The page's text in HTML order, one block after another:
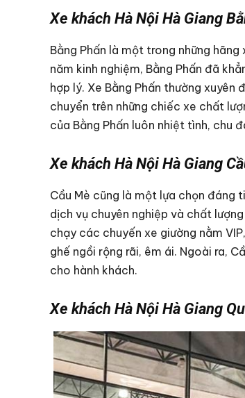
Xe khách Hà Nội Hà Giang
Bằng Phấn là một trong những
năm kinh nghiệm, Bằng Phấn đã
hợp lý. Xe Bằng Phấn thường
chuyển trên những chiếc xe chất
của Bằng Phấn luôn nhiệt tình, chu
Xe khách Hà Nội Hà Giang
Cầu Mè cũng là một lựa chọn đáng
dịch vụ chuyên nghiệp và chất
chạy các chuyến xe giường nằm
ghế ngồi rộng rãi, êm ái. Ngoài ra,
cho hành khách.
Xe khách Hà Nội Hà Giang